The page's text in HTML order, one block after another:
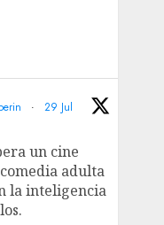
· 29 Jul
un cine
adulta
la inteligencia